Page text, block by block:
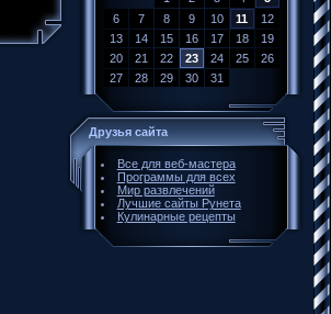
6
7 8 9 10 11
12
13
14 15 16 17 18
19
20
21 22 23 24 25
26
27
28 29 30 31
Друзья сайта
Все для веб-мастера
Программы для всех
Мир развлечений
Лучшие сайты Рунета
Кулинарные рецепты